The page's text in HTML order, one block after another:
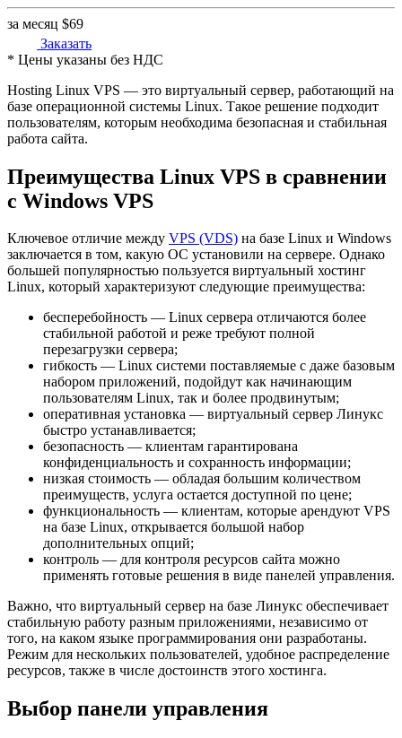
за месяц $69
Заказать
* Цены указаны без НДС
Hosting Linux VPS — это виртуальный сервер, работающий на
базе операционной системы Linux. Такое решение подходит
пользователям, которым необходима безопасная и стабильная
работа сайта.
Преимущества Linux VPS в сравнении
с Windows VPS
Ключевое отличие между VPS (VDS) на базе Linux и Windows
заключается в том, какую ОС установили на сервере. Однако
большей популярностью пользуется виртуальный хостинг
Linux, который характеризуют следующие преимущества:
бесперебойность — Linux сервера отличаются более
стабильной работой и реже требуют полной
перезагрузки сервера;
гибкость — Linux системи поставляемые с даже базовым
набором приложений, подойдут как начинающим
пользователям Linux, так и более продвинутым;
оперативная установка — виртуальный сервер Линукс
быстро устанавливается;
безопасность — клиентам гарантирована
конфиденциальность и сохранность информации;
низкая стоимость — обладая большим количеством
преимуществ, услуга остается доступной по цене;
функциональность — клиентам, которые арендуют VPS
на базе Linux, открывается большой набор
дополнительных опций;
контроль — для контроля ресурсов сайта можно
применять готовые решения в виде панелей управления.
Важно, что виртуальный сервер на базе Линукс обеспечивает
стабильную работу разным приложениями, независимо от
того, на каком языке программирования они разработаны.
Режим для нескольких пользователей, удобное распределение
ресурсов, также в числе достоинств этого хостинга.
Выбор панели управления